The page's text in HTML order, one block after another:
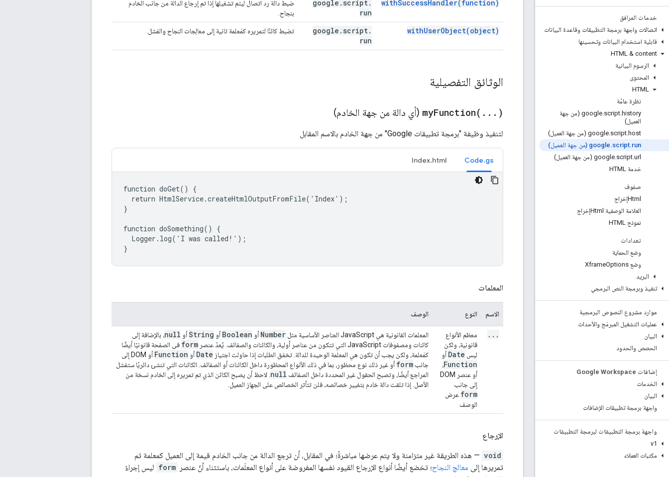
خدمات المرافق
اتصالات واجهة برمجة التطبيقات وقاعدة البيانات
قابلية استخدام البيانات وتحسينها
HTML & content
الرسوم البيانية
المحتوى
HTML
نظرة عامّة
google.script.
history (من جهة
العميل)
google.script.host (من جهة العميل)
google.script.run (من جهة العميل)
google.script.url (من جهة العميل)
خدمة HTML
صفوف
Htmlإخراج
العلامة الوصفية Htmlإخراج
نموذج HTML
تعدادات
وضع الحماية
وضع Xframe Options
البريد
تنفيذ وبرمجة النص البرمجي
موارد مشروع النصوص البرمجية
عمليات التشغيل المبرمَج والأحداث
البيان
الحصص والحدود
إضافات Google Workspace
الخدمات
البيان
واجهة برمجة تطبيقات الإضافات
واجهة برمجة التطبيقات لبرمجة التطبيقات
v1
مكتبات العملاء
withSuccessHandler(function)
google . script.
run
ضبط دالة رد اتصال ليتم تشغيلها إذا تم إرجاع الدالة من جانب الخادم
بنجاح.
withUserObject(object)
google . script.
run
تضبط كائنًا لتمريره كمَعلمة ثانية إلى معالِجات النجاح والفشل.
الوثائق التفصيلية
myFunction( . . . ) (أي دالة من جهة الخادم)
لتنفيذ وظيفة "برمجة تطبيقات Google" من جهة الخادم بالاسم المقابل
Code.gs
Index.html
function doGet() {
  return HtmlService.createHtmlOutputFromFile('Index');
}
function doSomething() {
  Logger.log('I was called!');
}
المعلمات
الاسم النوع الوصف
. . .
معظم الأنواع
قانونية، ولكن
ليس Date أو
Function،
أو عنصر DOM
إلى جانب
form عرض
الوصف
المعلمات القانونية هي JavaScript العناصر الأساسية مثل Number أو Boolean أو Stringأو null، بالإضافة إلى
كائنات ومصفوفات JavaScript التي تتكون من عناصر أولية، والكائنات والصفائف. يُعدّ عنصر
form في الصفحة قانونيًا أيضًا
كمَعلمة، ولكن يجب أن تكون هي المعلمة الوحيدة للدالة. تخفق الطلبات إذا حاولت اجتياز Date أو Function
أو DOM إلى
جانب form أو غير ذلك نوع محظور، بما في ذلك الأنواع المحظورة داخل الكائنات أو الصفائف. الكائنات التي تنشئ دائريًا ستفشل
المراجع أيضًا، وتصبح الحقول غير المحددة داخل الصفائف null . لاحظ أن يصبح الكائن الذي تم تمريره إلى الخادم نسخة من
الأصل. إذا تلقت دالة خادم بتغيير خصائصه، فلن تتأثر الخصائص على الجهاز العميل.
الإرجاع
void — هذه الطريقة غير متزامنة ولا يتم عرضها مباشرةً؛ في المقابل، أن ترجع الدالة من جانب الخادم قيمة إلى العميل كمعلمة تم
تمريرها إلى معالج النجاح؛ تخضع أيضًا أنواع الإرجاع القيود نفسها المفروضة على أنواع المعلَمات، باستثناء أنّ عنصر form ليس إجراءً